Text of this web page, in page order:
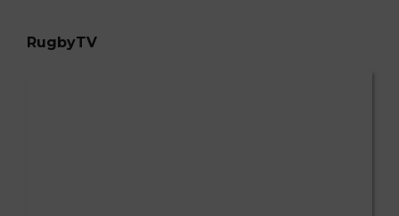
RugbyTV